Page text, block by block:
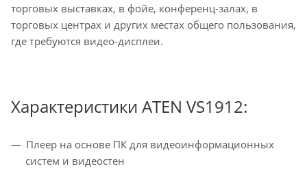
торговых выставках, в фойе, конференц-залах, в
торговых центрах и других местах общего пользования,
где требуются видео-дисплеи.
Характеристики ATEN VS1912:
Плеер на основе ПК для видеоинформационных
систем и видеостен